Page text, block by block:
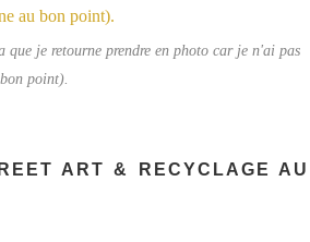
je retourne prendre en photo car je n'ai pas
point).
ART & RECYCLAGE AU